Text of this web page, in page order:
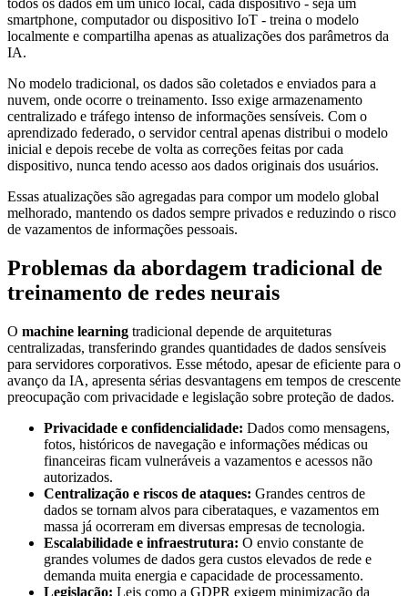
smartphone, computador ou dispositivo IoT - treina o modelo
localmente e compartilha apenas as atualizações dos parâmetros da
IA.
No modelo tradicional, os dados são coletados e enviados para a
nuvem, onde ocorre o treinamento. Isso exige armazenamento
centralizado e tráfego intenso de informações sensíveis. Com o
aprendizado federado, o servidor central apenas distribui o modelo
inicial e depois recebe de volta as correções feitas por cada
dispositivo, nunca tendo acesso aos dados originais dos usuários.
Essas atualizações são agregadas para compor um modelo global
melhorado, mantendo os dados sempre privados e reduzindo o risco
de vazamentos de informações pessoais.
Problemas da abordagem tradicional de
treinamento de redes neurais
O machine learning tradicional depende de arquiteturas
centralizadas, transferindo grandes quantidades de dados sensíveis
para servidores corporativos. Esse método, apesar de eficiente para o
avanço da IA, apresenta sérias desvantagens em tempos de crescente
preocupação com privacidade e legislação sobre proteção de dados.
Privacidade e confidencialidade: Dados como mensagens,
fotos, históricos de navegação e informações médicas ou
financeiras ficam vulneráveis a vazamentos e acessos não
autorizados.
Centralização e riscos de ataques: Grandes centros de
dados se tornam alvos para ciberataques, e vazamentos em
massa já ocorreram em diversas empresas de tecnologia.
Escalabilidade e infraestrutura: O envio constante de
grandes volumes de dados gera custos elevados de rede e
demanda muita energia e capacidade de processamento.
Legislação: Leis como a GDPR exigem minimização da